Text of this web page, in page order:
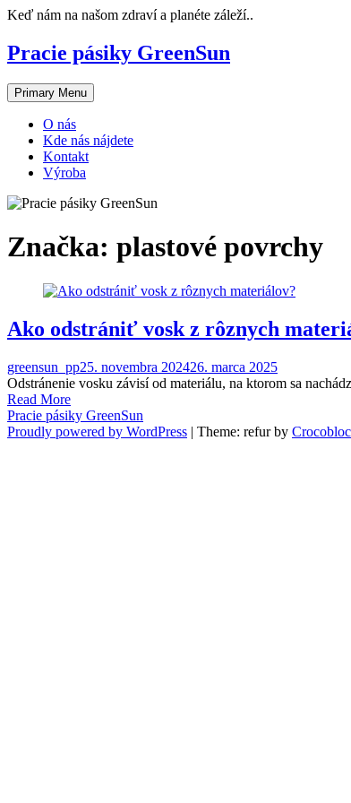
Skip
content
Keď nám na našom zdraví a planéte záleží..
Pracie pásiky GreenSun
Primary Menu
O nás
Kde nás nájdete
Kontakt
Výroba
Značka: plastové povrchy
Ako odstrániť vosk z rôznych
greensun_pp25. novembra 202426. marca 2025
Odstránenie vosku závisí od materiálu, na ktorom sa
Read More
Pracie pásiky GreenSun
Proudly powered by WordPress | Theme: refur by